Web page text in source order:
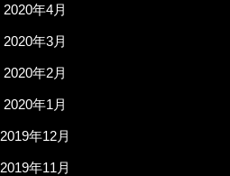
2020年4月
2020年3月
2020年2月
2020年1月
2019年12月
2019年11月